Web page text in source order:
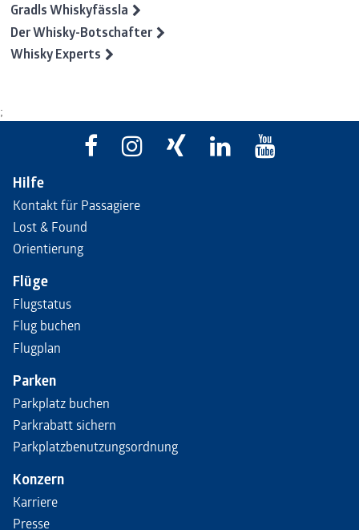
Gradls Whiskyfässla
Der Whisky-Botschafter
Whisky Experts
;
Hilfe
Kontakt für Passagiere
Lost & Found
Orientierung
Flüge
Flugstatus
Flug buchen
Flugplan
Parken
Parkplatz buchen
Parkrabatt sichern
Parkplatzbenutzungsordnung
Konzern
Karriere
Presse